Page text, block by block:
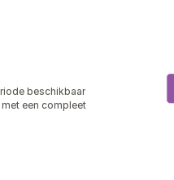
beschikbaar
een compleet